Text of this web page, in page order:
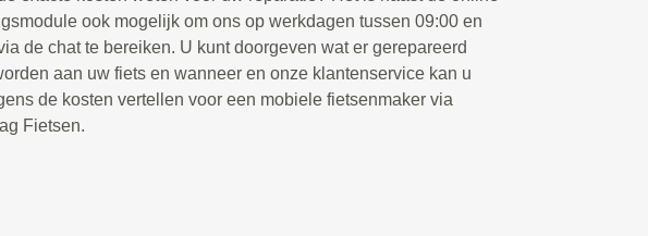
ook mogelijk om ons op werkdagen tussen 09:00 en
de chat te bereiken. U kunt doorgeven wat er gerepareerd
aan uw fiets en wanneer en onze klantenservice kan u
de kosten vertellen voor een mobiele fietsenmaker via
Fietsen.